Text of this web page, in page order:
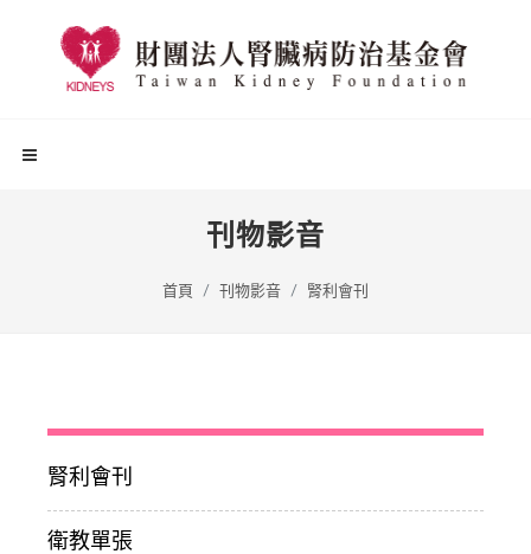
刊物影音
首頁 刊物影音 腎利會刊
腎利會刊
衛教單張